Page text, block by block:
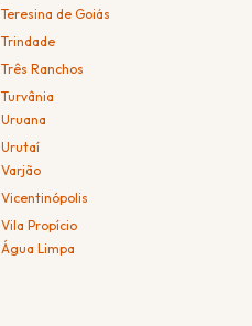
Teresina de Goiás
Trindade
Três Ranchos
Turvânia
Uruana
Urutaí
Varjão
Vicentinópolis
Vila Propício
Água Limpa